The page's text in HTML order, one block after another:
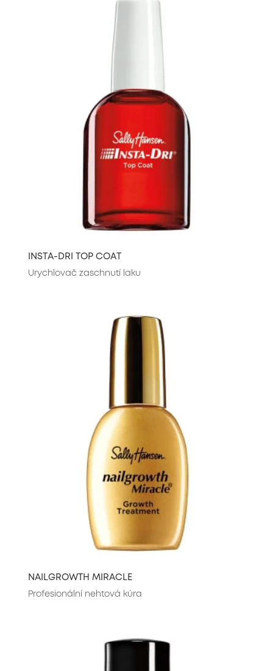
INSTA-DRI TOP COAT
Urychlovač zaschnutí laku
NAILGROWTH MIRACLE
Profesionální nehtová kúra